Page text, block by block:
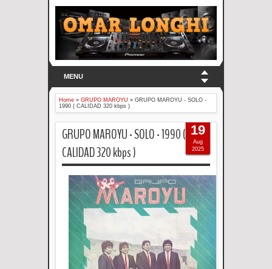
MENU
Home » GRUPO MAROYU » GRUPO MAROYU - SOLO -
1990 ( CALIDAD 320 kbps )
GRUPO MAROYU - SOLO - 1990 (
CALIDAD 320 kbps )
19
Aug
2025